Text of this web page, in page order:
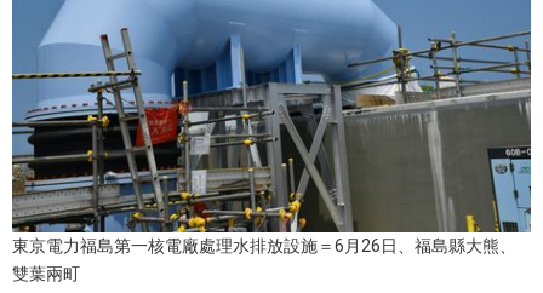
科學技術
生活
運動
娛樂
東京電力福島第一核電廠處理水排放設施＝6月26日、福島縣大熊、
雙葉兩町